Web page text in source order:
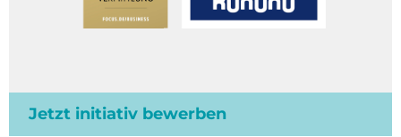
Jetzt initiativ bewerben